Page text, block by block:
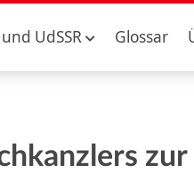
UdSSR Glossar